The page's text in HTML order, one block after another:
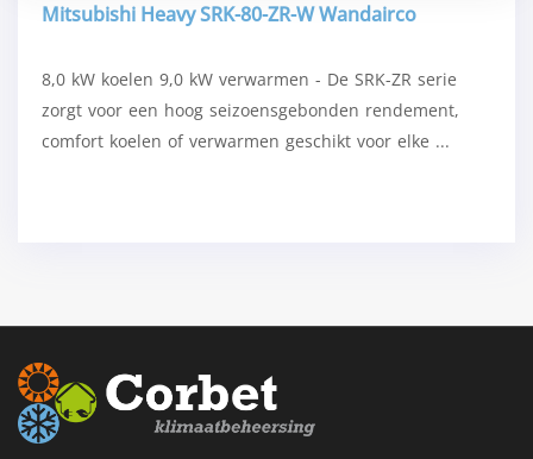
Mitsubishi Heavy SRK-80-ZR-W Wandairco
8,0 kW koelen 9,0 kW verwarmen - De SRK-ZR serie
zorgt voor een hoog seizoensgebonden rendement,
comfort koelen of verwarmen geschikt voor elke ...